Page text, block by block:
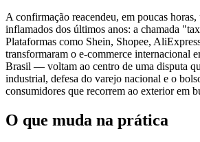
A confirmação reacendeu, em poucas horas,
inflamados dos últimos anos: a chamada
Plataformas como Shein, Shopee,
transformaram o e-commerce internacional
Brasil — voltam ao centro de uma disputa
industrial, defesa do varejo nacional e o
consumidores que recorrem ao exterior em
O que muda na prática